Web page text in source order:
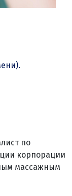
по
корпорации
массажным